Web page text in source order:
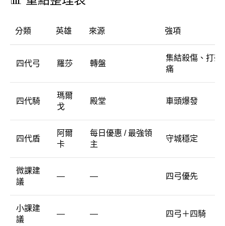
分類 英雄 來源 強項
四代弓 羅莎 轉盤
集結殺傷、打架
痛
四代騎
瑪爾
戈
殿堂 車頭爆發
四代盾
阿爾
卡
每日優惠 / 最強領
主
守城穩定
微課建
議
— — 四弓優先
小課建
議
— — 四弓＋四騎